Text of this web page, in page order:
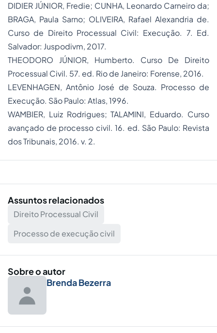
DIDIER JÚNIOR, Fredie; CUNHA, Leonardo Carneiro da;
BRAGA, Paula Sarno; OLIVEIRA, Rafael Alexandria de.
Curso de Direito Processual Civil: Execução. 7. Ed.
Salvador: Juspodivm, 2017.
THEODORO JÚNIOR, Humberto. Curso De Direito
Processual Civil. 57. ed. Rio de Janeiro: Forense, 2016.
LEVENHAGEN, Antônio José de Souza. Processo de
Execução. São Paulo: Atlas, 1996.
WAMBIER, Luiz Rodrigues; TALAMINI, Eduardo. Curso
avançado de processo civil. 16. ed. São Paulo: Revista
dos Tribunais, 2016. v. 2.
Assuntos relacionados
Direito Processual Civil
Processo de execução civil
Sobre o autor
Brenda Bezerra